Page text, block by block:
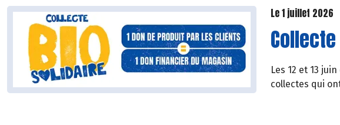
Le 1 juillet 2026
Les 12 et 13
collectes qui